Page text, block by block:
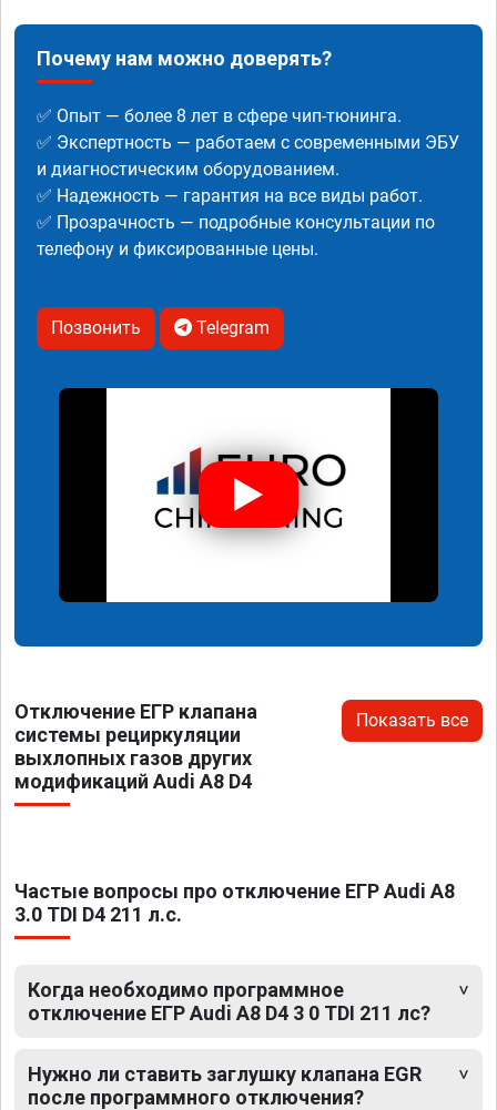
Почему нам можно доверять?
✅ Опыт — более 8 лет в сфере чип-тюнинга.
✅ Экспертность — работаем с современными ЭБУ
и диагностическим оборудованием.
✅ Надежность — гарантия на все виды работ.
✅ Прозрачность — подробные консультации по
телефону и фиксированные цены.
Позвонить Telegram
Отключение ЕГР клапана
системы рециркуляции
выхлопных газов других
модификаций Audi A8 D4
Показать все
Частые вопросы про отключение ЕГР Audi A8
3.0 TDI D4 211 л.с.
Когда необходимо программное
отключение ЕГР Audi A8 D4 3 0 TDI 211 лс?
Нужно ли ставить заглушку клапана EGR
после программного отключения?